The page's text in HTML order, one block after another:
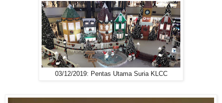
03/12/2019: Pentas Utama Suria KLCC